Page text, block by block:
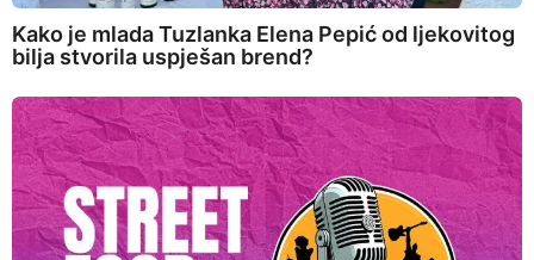
Kako je mlada Tuzlanka Elena Pepić od ljekovitog
bilja stvorila uspješan brend?